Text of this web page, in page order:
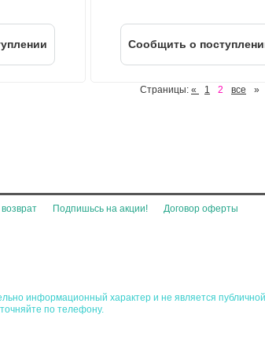
Cообщить о
Страницы: « 1 2 все »
Подпишьсь на акции! Договор оферты
информационный характер и не является
по телефону.